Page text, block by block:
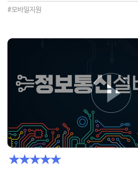
#모바일지원
★★★★★